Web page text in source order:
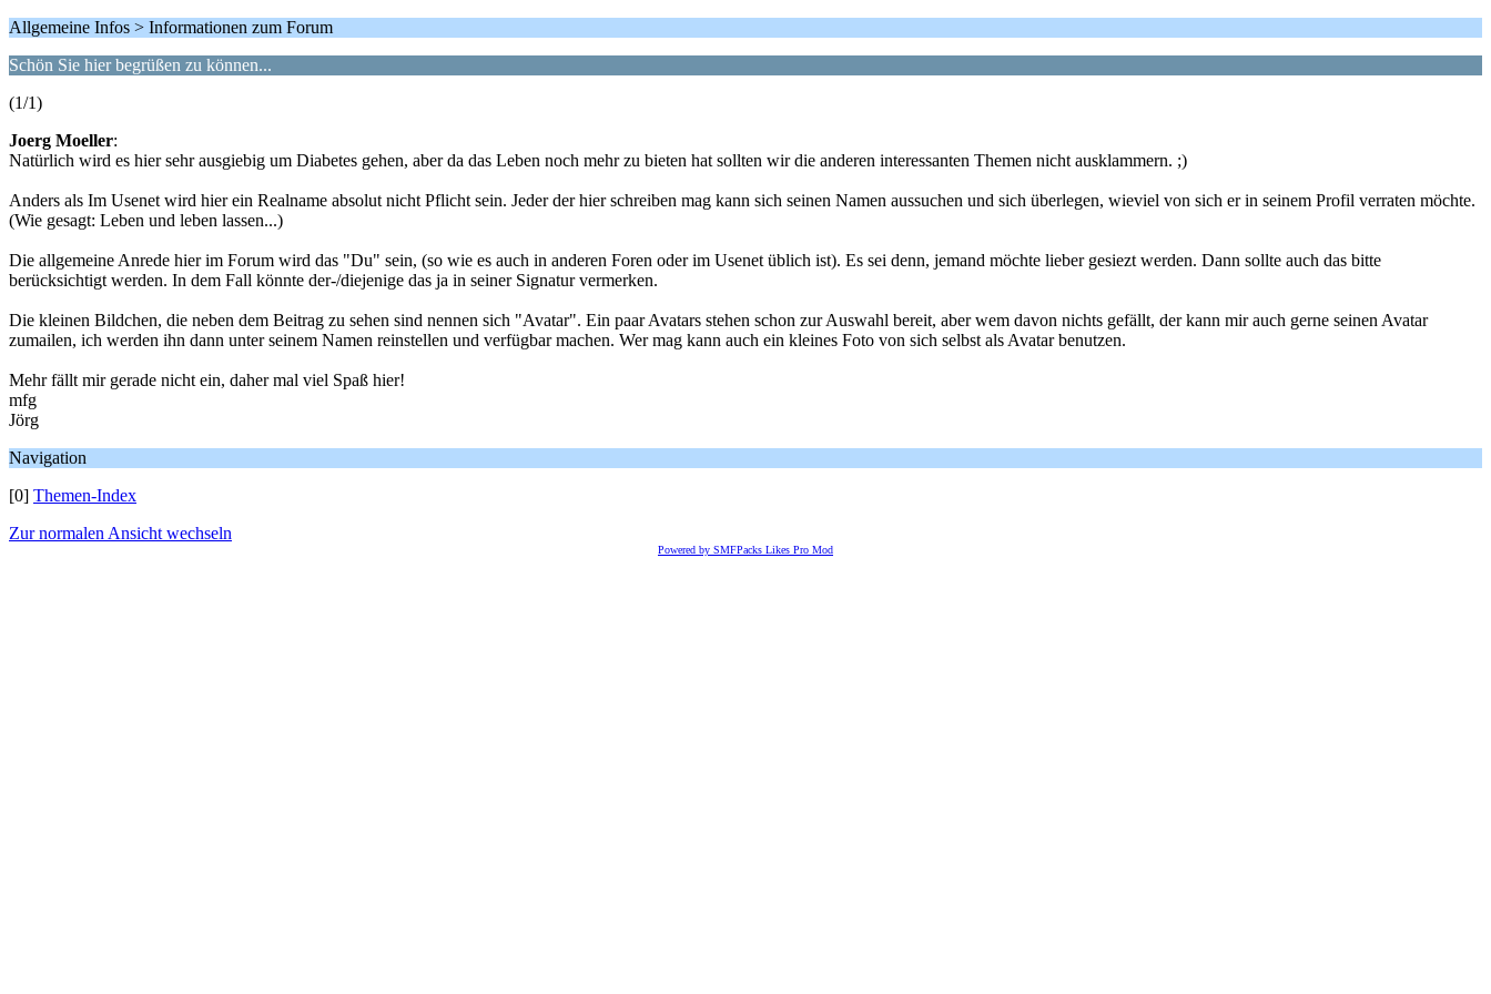
Allgemeine Infos > Informationen zum Forum
Schön Sie hier begrüßen zu können...
(1/1)
Joerg Moeller:
Natürlich wird es hier sehr ausgiebig um Diabetes gehen, aber da das Leben noch mehr zu bieten hat sollten wir die anderen interessanten Themen nicht ausklammern. ;)
Anders als Im Usenet wird hier ein Realname absolut nicht Pflicht sein. Jeder der hier schreiben mag kann sich seinen Namen aussuchen und sich überlegen, wieviel von sich er in seinem Profil verraten möchte.
(Wie gesagt: Leben und leben lassen...)
Die allgemeine Anrede hier im Forum wird das "Du" sein, (so wie es auch in anderen Foren oder im Usenet üblich ist). Es sei denn, jemand möchte lieber gesiezt werden. Dann sollte auch das bitte
berücksichtigt werden. In dem Fall könnte der-/diejenige das ja in seiner Signatur vermerken.
Die kleinen Bildchen, die neben dem Beitrag zu sehen sind nennen sich "Avatar". Ein paar Avatars stehen schon zur Auswahl bereit, aber wem davon nichts gefällt, der kann mir auch gerne seinen Avatar
zumailen, ich werden ihn dann unter seinem Namen reinstellen und verfügbar machen. Wer mag kann auch ein kleines Foto von sich selbst als Avatar benutzen.
Mehr fällt mir gerade nicht ein, daher mal viel Spaß hier!
mfg
Jörg
Navigation
[0] Themen-Index
Zur normalen Ansicht wechseln
Powered by SMFPacks Likes Pro Mod